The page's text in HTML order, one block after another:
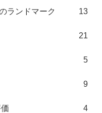
ランドマーク 13
21
5
9
4